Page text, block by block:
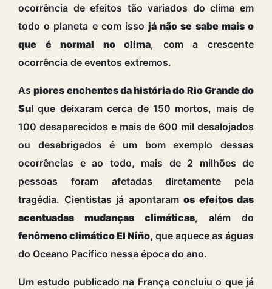
ocorrência de efeitos tão variados do clima em
todo o planeta e com issojá não se sabe mais o
que é normal no clima, com a crescente
ocorrência de eventos extremos.
Aspiores enchentes da história do Rio Grande do
Sul que deixaram cerca de 150 mortos, mais de
100 desaparecidos e mais de 600 mil desalojados
ou desabrigados é um bom exemplo dessas
ocorrências e ao todo, mais de 2 milhões de
pessoas foram afetadas diretamente pela
tragédia. Cientistas já apontaram os efeitos das
acentuadas mudanças climáticas, além do
fenômeno climático El Niño, que aquece as águas
do Oceano Pacífico nessa época do ano.
Um estudo publicado na França concluiu o que já